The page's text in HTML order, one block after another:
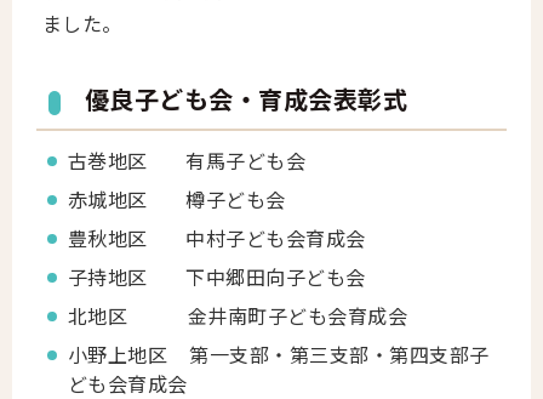
ました。
優良子ども会・育成会表彰式
古巻地区 有馬子ども会
赤城地区 樽子ども会
豊秋地区 中村子ども会育成会
子持地区 下中郷田向子ども会
北地区 金井南町子ども会育成会
小野上地区 第一支部・第三支部・第四支部子
ども会育成会